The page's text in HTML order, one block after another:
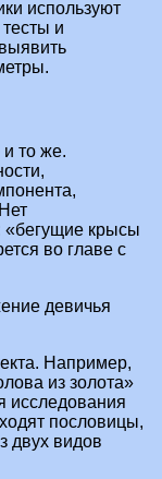
используют
и
то же.
«бегущие крысы
во главе с
девичья
Например,
из золота»
исследования
пословицы,
двух видов